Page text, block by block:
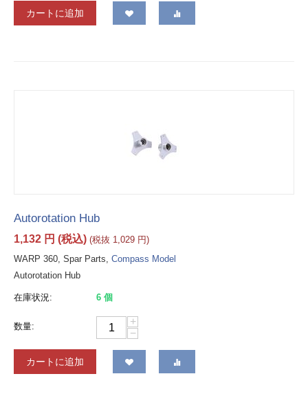
カートに追加
Autorotation Hub
1,132 円 (税込) (税抜 1,029 円)
WARP 360, Spar Parts, Compass Model
Autorotation Hub
在庫状況: 6 個
数量:
+
−
カートに追加